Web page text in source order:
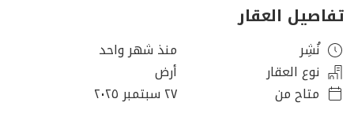
تفاصيل العقار
نُشِر
منذ شهر واحد
نوع العقار
أرض
متاح من
٢٧ سبتمبر ٢٠٢٥